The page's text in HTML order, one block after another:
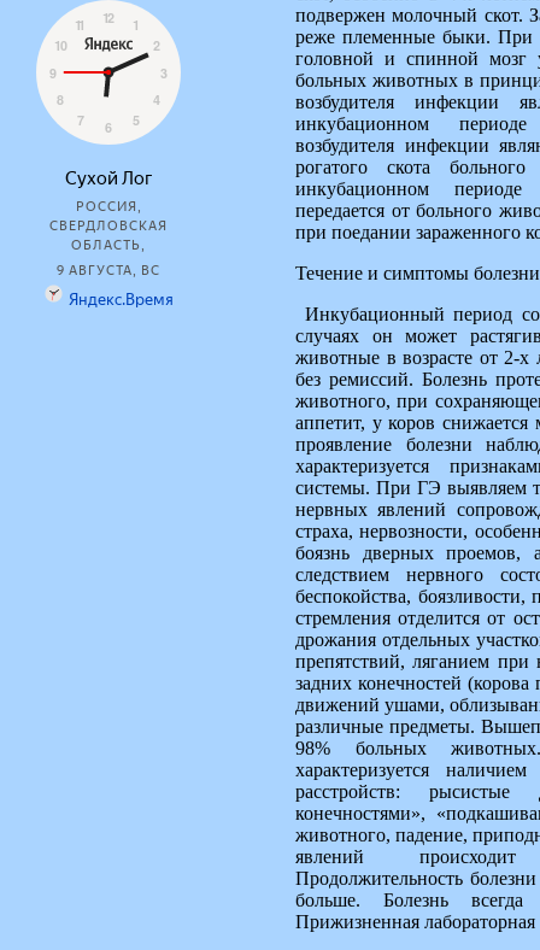
подвержен молочный скот.
реже племенные быки. При
головной и спинной
больных животных в
возбудителя инфекции
инкубационном
возбудителя инфекции
рогатого скота
инкубационном периоде
передается от больного
при поедании зараженного
Течение и симптомы
Инкубационный период
случаях он может
животные в возрасте от 2-х
без ремиссий. Болезнь
животного, при
аппетит, у коров снижается
проявление болезни
характеризуется
системы. При ГЭ выявляем
нервных явлений
страха, нервозности,
боязнь дверных проемов,
следствием нервного
беспокойства, боязливости,
стремления отделится от
дрожания отдельных
препятствий, ляганием
задних конечностей
движений ушами,
различные предметы.
98% больных
характеризуется
расстройств: рысистые
конечностями»,
животного, падение,
явлений происходит
Продолжительность
больше. Болезнь всегда
Прижизненная лабораторная